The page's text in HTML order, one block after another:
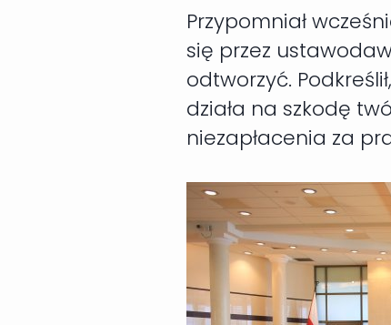
Przypomniał
się przez
odtworzyć.
działa na szkodę
niezapłacenia za